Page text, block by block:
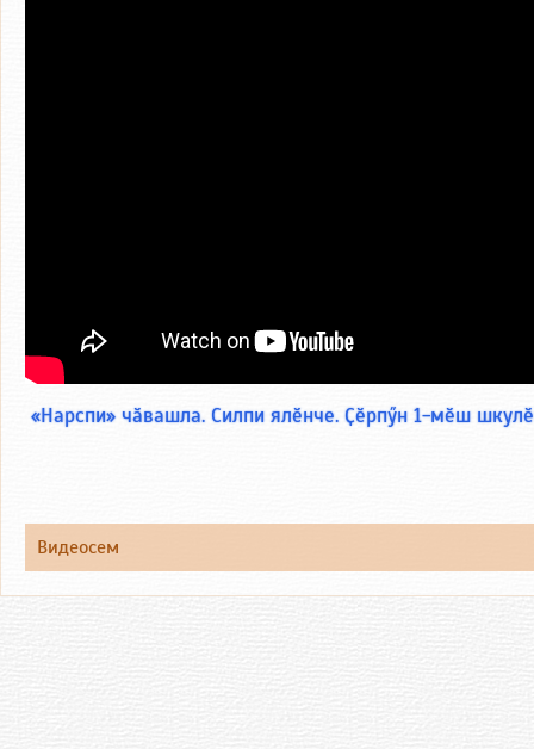
«Нарспи» чӑвашла. Силпи ялӗнче. Ҫӗрпӳн 1-мӗш
Видеосем